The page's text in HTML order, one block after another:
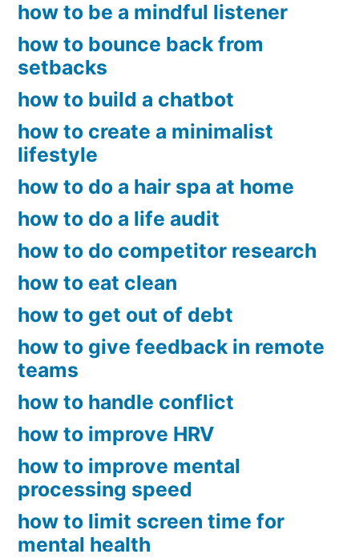
how to be a mindful listener
how to bounce back from
setbacks
how to build a chatbot
how to create a minimalist
lifestyle
how to do a hair spa at home
how to do a life audit
how to do competitor research
how to eat clean
how to get out of debt
how to give feedback in remote
teams
how to handle conflict
how to improve HRV
how to improve mental
processing speed
how to limit screen time for
mental health